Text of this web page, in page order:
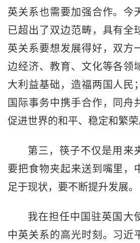
英关系也需要加强合作。今
已超出了双边范畴，具有全
英关系要想发展得好，双方
边经济、教育、文化等各领
大利益基础，造福两国人民
国际事务中携手合作，同舟
促进世界的和平、稳定和繁荣
第三，筷子不仅是用来
要把食物夹起来送到嘴里，
足于现状，要不断提升发展。
我在担任中国驻英国大
中英关系的高光时刻。习近